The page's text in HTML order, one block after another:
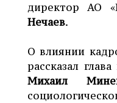
директор АО
Нечаев.
О влиянии
рассказал
Михаил